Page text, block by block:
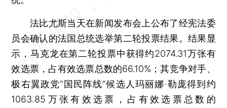
法比尤斯当天在新闻发布会上公布了经宪法委
员会确认的法国总统选举第二轮投票结果。结果显
示，马克龙在第二轮投票中获得约2074.31万张有
效选票，占有效选票总数的66.10%；其竞争对手、
极右翼政党“国民阵线”候选人玛丽娜·勒庞得到约
1063.85万张有效选票，占有效选票总数的